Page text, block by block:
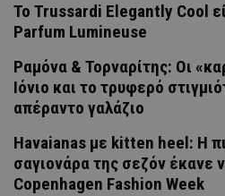
Το Trussardi Elegantly Cool
Parfum Lumineuse
Ραμόνα & Τορναρίτης: Οι
Ιόνιο και το τρυφερό
απέραντο γαλάζιο
Havaianas με kitten heel: Η
σαγιονάρα της σεζόν έκανε
Copenhagen Fashion Week